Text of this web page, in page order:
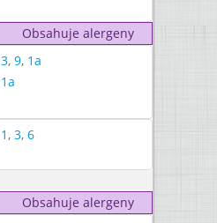
Obsahuje alergeny
3, 9, 1a
1a
1, 3, 6
Obsahuje alergeny